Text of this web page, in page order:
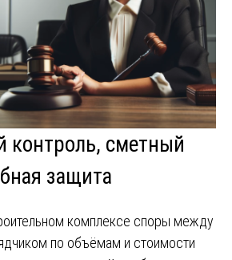
сметный
защита
комплексе споры между
по объёмам и стоимости